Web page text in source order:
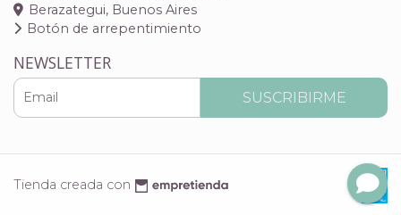
Berazategui, Buenos Aires
Botón de arrepentimiento
NEWSLETTER
SUSCRIBIRME
Tienda creada con